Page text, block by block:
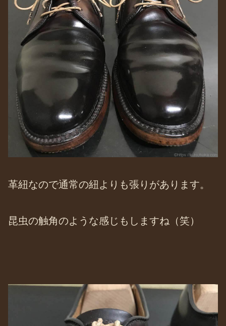
革紐なので通常の紐よりも張りがあります。
昆虫の触角のような感じもしますね（笑）